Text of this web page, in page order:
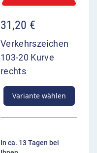
31,20 €
Verkehrszeichen
103-20 Kurve
rechts
Variante wählen
In ca. 13 Tagen bei